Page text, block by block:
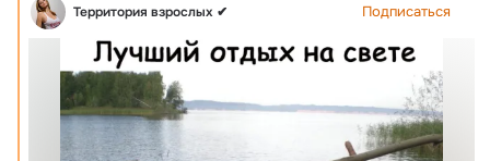
Территория взрослых ✔ Подписаться